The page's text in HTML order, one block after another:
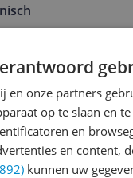
5025155134016
en onze partners
op te slaan en
en
en content,
kunnen uw